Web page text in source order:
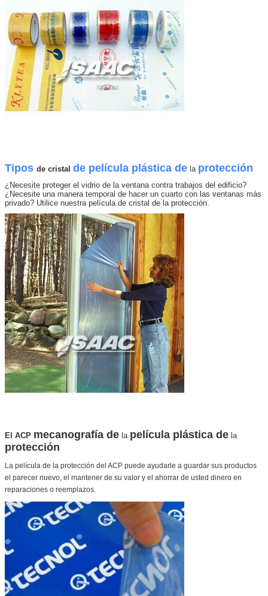
Deja un mensaje
¡Te llamaremos pronto!
Tipos de cristal de película plástica de la protección
¿Necesite proteger el vidrio de la ventana contra trabajos del edificio?
¿Necesite una manera temporal de hacer un cuarto con las ventanas más
privado? Utilice nuestra película de cristal de la protección.
El ACP mecanografía de la película plástica de la
protección
La película de la protección del ACP puede ayudarle a guardar sus productos
el parecer nuevo, el mantener de su valor y el ahorrar de usted dinero en
reparaciones o reemplazos.